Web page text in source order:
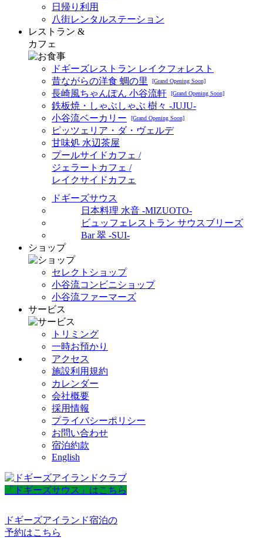
日帰り利用
八街レンタルステーション
レストラン &
カフェ
ドギーズレストラン レイクフォレスト
昔ながらの洋食 蜩の里
[Grand Opening Soon]
長崎風ちゃんぽん 小谷流軒 [Grand Opening Soon]
鉄板焼・しゃぶしゃぶ 樹々 -JUJU-
小谷流ベーカリー
[Grand Opening Soon]
ピッツェリア・ダ・ヴェルデ
甘味処 水辺茶屋
プールサイドカフェ /
ジェラートカフェ /
レイクサイドカフェ
ドギーズサウス
日本料理 水音 -MIZUOTO-
ビュッフェレストラン サウスブリーズ
Bar 翠 -SUI-
ショップ
セレクトショップ
小谷流コンビニショップ
小谷流ファーマーズ
サービス
トリミング
一時お預かり
アクセス
施設利用規約
カレンダー
会社概要
採用情報
プライバシーポリシー
お問い合わせ
宿泊約款
English
「ドギーズサウス」はこちら
ドギーズアイランド宿泊の
予約はこちら